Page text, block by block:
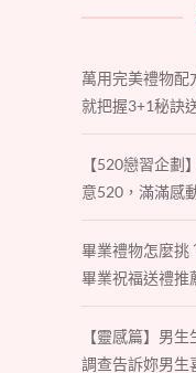
萬用完美禮物配
就把握3+1秘訣
【520戀習企劃
意520，滿滿感
畢業禮物怎麼挑
畢業祝福送禮推
【靈感篇】男
調查告訴妳男生